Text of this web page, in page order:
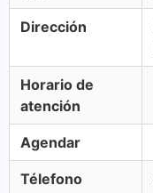
Dirección
Horario de
atención
Agendar
Télefono